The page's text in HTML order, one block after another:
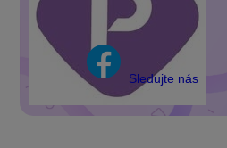
Sledujte nás